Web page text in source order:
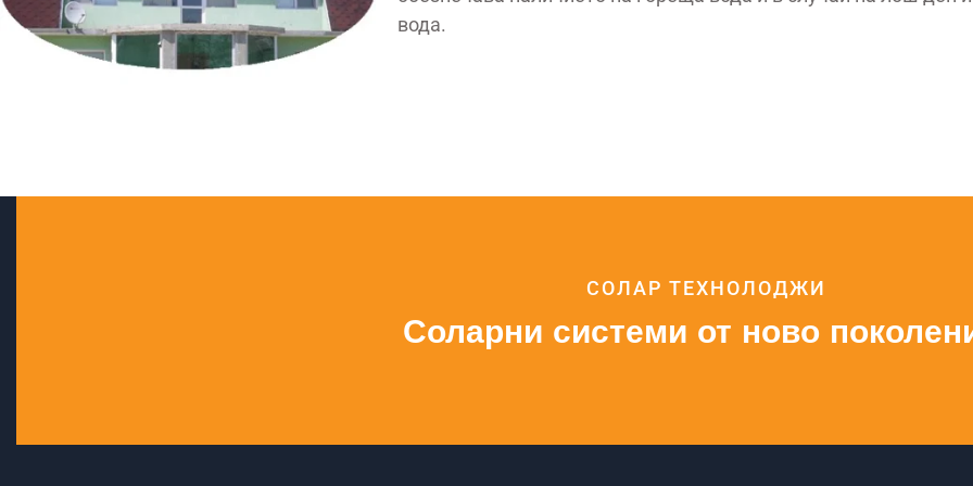
вода.
СОЛАР ТЕХНОЛОДЖИ
Соларни системи от ново